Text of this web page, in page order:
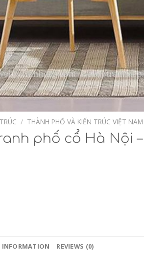
/ THÀNH PHỐ VÀ KIẾN TRÚC VIỆT NAM
phố cổ Hà Nội –
REVIEWS (0)